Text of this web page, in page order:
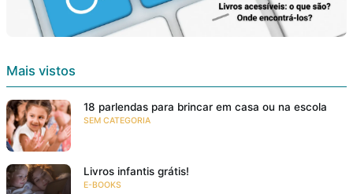
Mais vistos
18 parlendas para brincar em casa ou na escola
SEM CATEGORIA
Livros infantis grátis!
E-BOOKS